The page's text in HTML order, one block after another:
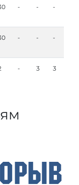
- - -
- - -
- 3 3